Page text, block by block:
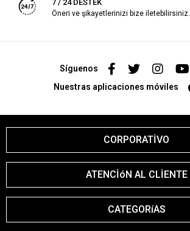
7 / 24 DESTEK
Öneri ve şikayetlerinizi bize iletebilirsiniz.
Síguenos
Nuestras aplicaciones móviles
CORPORATİVO
ATENCİóN AL CLİENTE
CATEGORíAS